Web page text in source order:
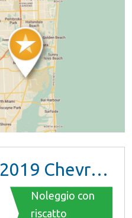
2019 Chevrolet Malibu
Noleggio con
riscatto